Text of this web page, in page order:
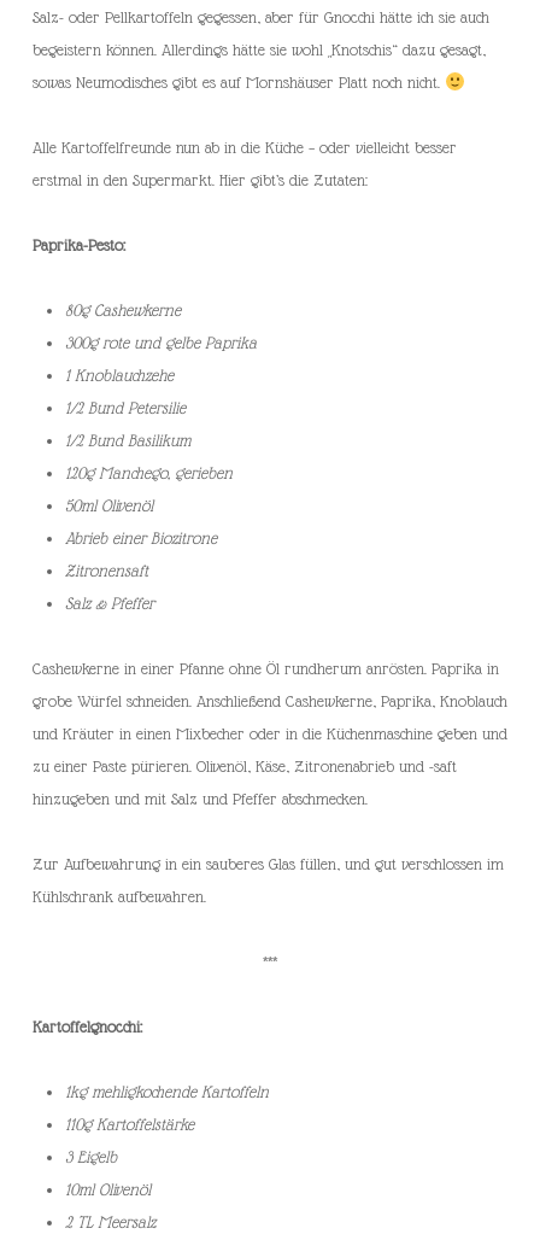
Salz- oder Pellkartoffeln gegessen, aber für Gnocchi hätte ich sie auch
begeistern können. Allerdings hätte sie wohl „Knotschis“ dazu gesagt,
sowas Neumodisches gibt es auf Mornshäuser Platt noch nicht.
Alle Kartoffelfreunde nun ab in die Küche – oder vielleicht besser
erstmal in den Supermarkt. Hier gibt’s die Zutaten:
Paprika-Pesto:
80g Cashewkerne
300g rote und gelbe Paprika
1 Knoblauchzehe
1/2 Bund Petersilie
1/2 Bund Basilikum
120g Manchego, gerieben
50ml Olivenöl
Abrieb einer Biozitrone
Zitronensaft
Salz & Pfeffer
Cashewkerne in einer Pfanne ohne Öl rundherum anrösten. Paprika in
grobe Würfel schneiden. Anschließend Cashewkerne, Paprika, Knoblauch
und Kräuter in einen Mixbecher oder in die Küchenmaschine geben und
zu einer Paste pürieren. Olivenöl, Käse, Zitronenabrieb und -saft
hinzugeben und mit Salz und Pfeffer abschmecken.
Zur Aufbewahrung in ein sauberes Glas füllen, und gut verschlossen im
Kühlschrank aufbewahren.
***
Kartoffelgnocchi:
1kg mehligkochende Kartoffeln
110g Kartoffelstärke
3 Eigelb
10ml Olivenöl
2 TL Meersalz